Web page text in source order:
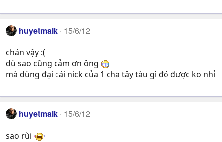
huyetmalk 15/6/12
chán vậy :(
dù sao cũng cảm ơn ông
mà dùng đại cái nick của 1 cha tây tàu gì đó được ko nhỉ
huyetmalk 15/6/12
sao rùi